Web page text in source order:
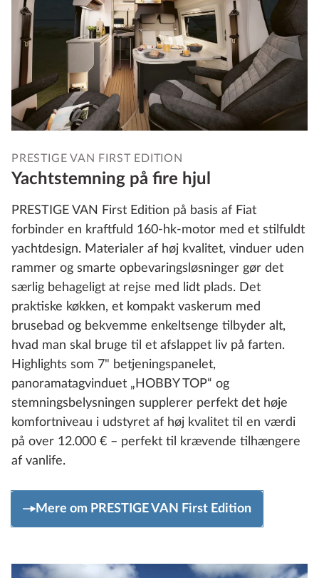
PRESTIGE VAN FIRST EDITION
Yachtstemning på fire hjul
PRESTIGE VAN First Edition på basis af Fiat
forbinder en kraftfuld 160-hk-motor med et stilfuldt
yachtdesign. Materialer af høj kvalitet, vinduer uden
rammer og smarte opbevaringsløsninger gør det
særlig behageligt at rejse med lidt plads. Det
praktiske køkken, et kompakt vaskerum med
brusebad og bekvemme enkeltsenge tilbyder alt,
hvad man skal bruge til et afslappet liv på farten.
Highlights som 7" betjeningspanelet,
panoramatagvinduet „HOBBY TOP“ og
stemningsbelysningen supplerer perfekt det høje
komfortniveau i udstyret af høj kvalitet til en værdi
på over 12.000 € – perfekt til krævende tilhængere
af vanlife.
Mere om PRESTIGE VAN First Edition